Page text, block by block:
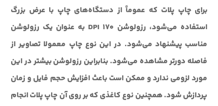
برای چاپ پلات که عموماً از دستگاه‌های چاپ با عرض بزرگ
استفاده می‌شود، رزولوشن 170 DPI به عنوان یک رزولوشن
مناسب پیشنهاد می‌شود. در این نوع چاپ معمولا تصاویر از
فاصله دورتر مشاهده می‌شود. بنابراین رزولوشن بیشتر در این
مورد لزومی ندارد و ممکن است باعث افزایش حجم فایل و زمان
پردازش شود. همچنین نوع کاغذی که بر روی آن چاپ پلات انجام